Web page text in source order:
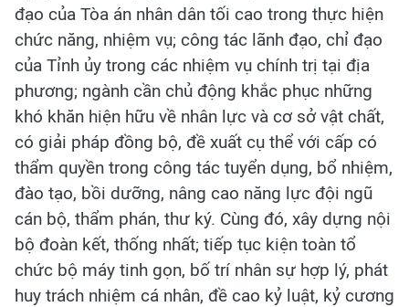
đạo của Tòa án nhân dân tối cao trong thực hiện
chức năng, nhiệm vụ; công tác lãnh đạo, chỉ đạo
của Tỉnh ủy trong các nhiệm vụ chính trị tại địa
phương; ngành cần chủ động khắc phục những
khó khăn hiện hữu về nhân lực và cơ sở vật chất,
có giải pháp đồng bộ, đề xuất cụ thể với cấp có
thẩm quyền trong công tác tuyển dụng, bổ nhiệm,
đào tạo, bồi dưỡng, nâng cao năng lực đội ngũ
cán bộ, thẩm phán, thư ký. Cùng đó, xây dựng nội
bộ đoàn kết, thống nhất; tiếp tục kiện toàn tổ
chức bộ máy tinh gọn, bố trí nhân sự hợp lý, phát
huy trách nhiệm cá nhân, đề cao kỷ luật, kỷ cương